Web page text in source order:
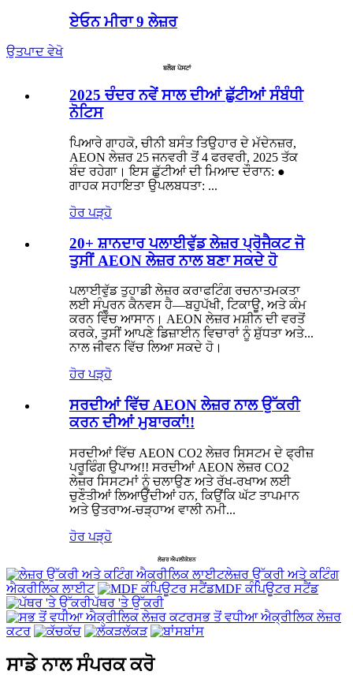
ਏਓਨ ਮੀਰਾ 9 ਲੇਜ਼ਰ
ਉਤਪਾਦ ਵੇਖੋ
ਬਲੌਗ ਪੋਸਟਾਂ
2025 ਚੰਦਰ ਨਵੇਂ ਸਾਲ ਦੀਆਂ ਛੁੱਟੀਆਂ ਸੰਬੰਧੀ
ਨੋਟਿਸ
ਪਿਆਰੇ ਗਾਹਕੋ, ਚੀਨੀ ਬਸੰਤ ਤਿਉਹਾਰ ਦੇ ਮੱਦੇਨਜ਼ਰ,
AEON ਲੇਜ਼ਰ 25 ਜਨਵਰੀ ਤੋਂ 4 ਫਰਵਰੀ, 2025 ਤੱਕ
ਬੰਦ ਰਹੇਗਾ। ਇਸ ਛੁੱਟੀਆਂ ਦੀ ਮਿਆਦ ਦੌਰਾਨ: ●
ਗਾਹਕ ਸਹਾਇਤਾ ਉਪਲਬਧਤਾ: ...
ਹੋਰ ਪੜ੍ਹੋ
20+ ਸ਼ਾਨਦਾਰ ਪਲਾਈਵੁੱਡ ਲੇਜ਼ਰ ਪ੍ਰੋਜੈਕਟ ਜੋ
ਤੁਸੀਂ AEON ਲੇਜ਼ਰ ਨਾਲ ਬਣਾ ਸਕਦੇ ਹੋ
ਪਲਾਈਵੁੱਡ ਤੁਹਾਡੀ ਲੇਜ਼ਰ ਕਰਾਫਟਿੰਗ ਰਚਨਾਤਮਕਤਾ
ਲਈ ਸੰਪੂਰਨ ਕੈਨਵਸ ਹੈ—ਬਹੁਪੱਖੀ, ਟਿਕਾਊ, ਅਤੇ ਕੰਮ
ਕਰਨ ਵਿੱਚ ਆਸਾਨ। AEON ਲੇਜ਼ਰ ਮਸ਼ੀਨ ਦੀ ਵਰਤੋਂ
ਕਰਕੇ, ਤੁਸੀਂ ਆਪਣੇ ਡਿਜ਼ਾਈਨ ਵਿਚਾਰਾਂ ਨੂੰ ਸ਼ੁੱਧਤਾ ਅਤੇ...
ਨਾਲ ਜੀਵਨ ਵਿੱਚ ਲਿਆ ਸਕਦੇ ਹੋ।
ਹੋਰ ਪੜ੍ਹੋ
ਸਰਦੀਆਂ ਵਿੱਚ AEON ਲੇਜ਼ਰ ਨਾਲ ਉੱਕਰੀ
ਕਰਨ ਦੀਆਂ ਮੁਬਾਰਕਾਂ!!
ਸਰਦੀਆਂ ਵਿੱਚ AEON CO2 ਲੇਜ਼ਰ ਸਿਸਟਮ ਦੇ ਫ੍ਰੀਜ਼
ਪਰੂਫਿੰਗ ਉਪਾਅ!! ਸਰਦੀਆਂ AEON ਲੇਜ਼ਰ CO2
ਲੇਜ਼ਰ ਸਿਸਟਮਾਂ ਨੂੰ ਚਲਾਉਣ ਅਤੇ ਰੱਖ-ਰਖਾਅ ਲਈ
ਚੁਣੌਤੀਆਂ ਲਿਆਉਂਦੀਆਂ ਹਨ, ਕਿਉਂਕਿ ਘੱਟ ਤਾਪਮਾਨ
ਅਤੇ ਉਤਰਾਅ-ਚੜ੍ਹਾਅ ਵਾਲੀ ਨਮੀ...
ਹੋਰ ਪੜ੍ਹੋ
ਲੇਜ਼ਰ ਐਪਲੀਕੇਸ਼ਨ
ਲੇਜ਼ਰ ਉੱਕਰੀ ਅਤੇ ਕਟਿੰਗ
ਐਕਰੀਲਿਕ ਲਾਈਟ
MDF ਕੰਪਿਊਟਰ ਸਟੈਂਡ
ਪੱਥਰ 'ਤੇ ਉੱਕਰੀ
ਸਭ ਤੋਂ ਵਧੀਆ ਐਕ੍ਰੀਲਿਕ ਲੇਜ਼ਰ
ਕਟਰ
ਕੱਚ ਲੱਕੜ ਬਾਂਸ
ਸਾਡੇ ਨਾਲ ਸੰਪਰਕ ਕਰੋ